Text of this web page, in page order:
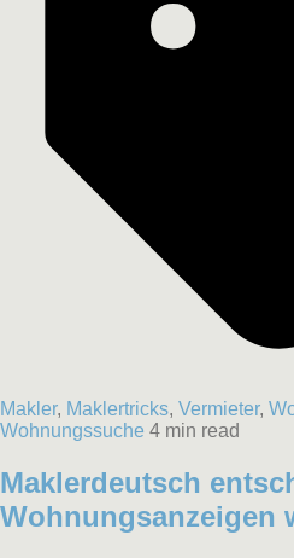
Makler, Maklertricks, Vermieter,
Wohnungssuche 4 min read
Maklerdeutsch
Wohnungsanzeigen